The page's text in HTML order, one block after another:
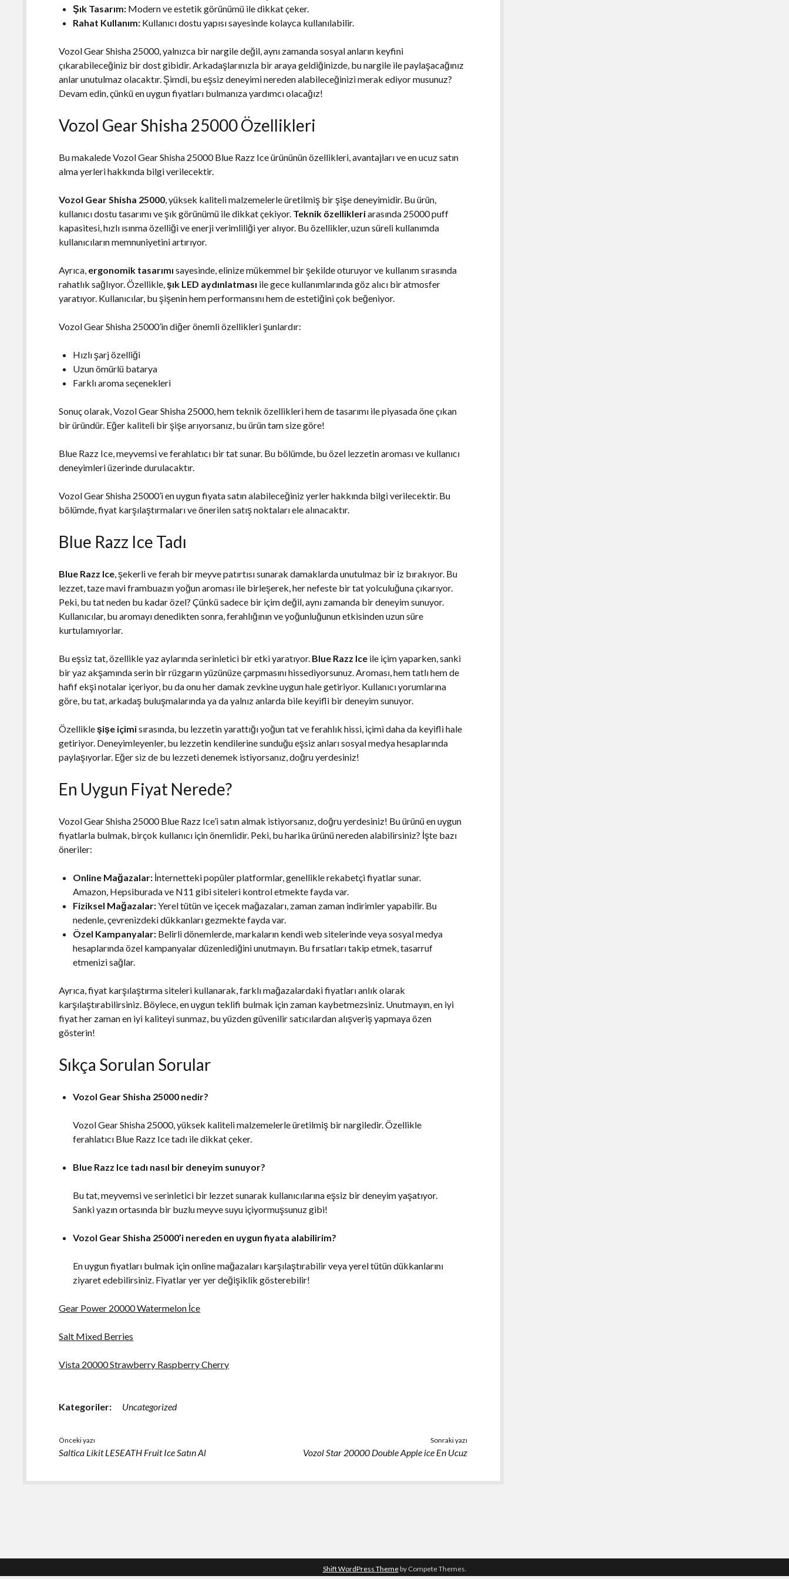
Şık Tasarım: Modern ve estetik görünümü ile dikkat çeker.
Rahat Kullanım: Kullanıcı dostu yapısı sayesinde kolayca kullanılabilir.
Vozol Gear Shisha 25000, yalnızca bir nargile değil, aynı zamanda sosyal anların keyfini
çıkarabileceğiniz bir dost gibidir. Arkadaşlarınızla bir araya geldiğinizde, bu nargile ile paylaşacağınız
anlar unutulmaz olacaktır. Şimdi, bu eşsiz deneyimi nereden alabileceğinizi merak ediyor musunuz?
Devam edin, çünkü en uygun fiyatları bulmanıza yardımcı olacağız!
Vozol Gear Shisha 25000 Özellikleri
Bu makalede Vozol Gear Shisha 25000 Blue Razz Ice ürününün özellikleri, avantajları ve en ucuz satın
alma yerleri hakkında bilgi verilecektir.
Vozol Gear Shisha 25000, yüksek kaliteli malzemelerle üretilmiş bir şişe deneyimidir. Bu ürün,
kullanıcı dostu tasarımı ve şık görünümü ile dikkat çekiyor. Teknik özellikleriarasında 25000 puff
kapasitesi, hızlı ısınma özelliği ve enerji verimliliği yer alıyor. Bu özellikler, uzun süreli kullanımda
kullanıcıların memnuniyetini artırıyor.
Ayrıca, ergonomik tasarımı sayesinde, elinize mükemmel bir şekilde oturuyor ve kullanım sırasında
rahatlık sağlıyor. Özellikle,şık LED aydınlatması ile gece kullanımlarında göz alıcı bir atmosfer
yaratıyor. Kullanıcılar, bu şişenin hem performansını hem de estetiğini çok beğeniyor.
Vozol Gear Shisha 25000’in diğer önemli özellikleri şunlardır:
Hızlı şarj özelliği
Uzun ömürlü batarya
Farklı aroma seçenekleri
Sonuç olarak, Vozol Gear Shisha 25000, hem teknik özellikleri hem de tasarımı ile piyasada öne çıkan
bir üründür. Eğer kaliteli bir şişe arıyorsanız, bu ürün tam size göre!
Blue Razz Ice, meyvemsi ve ferahlatıcı bir tat sunar. Bu bölümde, bu özel lezzetin aroması ve kullanıcı
deneyimleri üzerinde durulacaktır.
Vozol Gear Shisha 25000’i en uygun fiyata satın alabileceğiniz yerler hakkında bilgi verilecektir. Bu
bölümde, fiyat karşılaştırmaları ve önerilen satış noktaları ele alınacaktır.
Blue Razz Ice Tadı
Blue Razz Ice, şekerli ve ferah bir meyve patırtısı sunarak damaklarda unutulmaz bir iz bırakıyor. Bu
lezzet, taze mavi frambuazın yoğun aroması ile birleşerek, her nefeste bir tat yolculuğuna çıkarıyor.
Peki, bu tat neden bu kadar özel? Çünkü sadece bir içim değil, aynı zamanda bir deneyim sunuyor.
Kullanıcılar, bu aromayı denedikten sonra, ferahlığının ve yoğunluğunun etkisinden uzun süre
kurtulamıyorlar.
Bu eşsiz tat, özellikle yaz aylarında serinletici bir etki yaratıyor. Blue Razz Ice ile içim yaparken, sanki
bir yaz akşamında serin bir rüzgarın yüzünüze çarpmasını hissediyorsunuz. Aroması, hem tatlı hem de
hafif ekşi notalar içeriyor, bu da onu her damak zevkine uygun hale getiriyor. Kullanıcı yorumlarına
göre, bu tat, arkadaş buluşmalarında ya da yalnız anlarda bile keyifli bir deneyim sunuyor.
Özellikleşişe içimisırasında, bu lezzetin yarattığı yoğun tat ve ferahlık hissi, içimi daha da keyifli hale
getiriyor. Deneyimleyenler, bu lezzetin kendilerine sunduğu eşsiz anları sosyal medya hesaplarında
paylaşıyorlar. Eğer siz de bu lezzeti denemek istiyorsanız, doğru yerdesiniz!
En Uygun Fiyat Nerede?
Vozol Gear Shisha 25000 Blue Razz Ice’i satın almak istiyorsanız, doğru yerdesiniz! Bu ürünü en uygun
fiyatlarla bulmak, birçok kullanıcı için önemlidir. Peki, bu harika ürünü nereden alabilirsiniz? İşte bazı
öneriler:
Online Mağazalar: İnternetteki popüler platformlar, genellikle rekabetçi fiyatlar sunar.
Amazon, Hepsiburada ve N11 gibi siteleri kontrol etmekte fayda var.
Fiziksel Mağazalar:Yerel tütün ve içecek mağazaları, zaman zaman indirimler yapabilir. Bu
nedenle, çevrenizdeki dükkanları gezmekte fayda var.
Özel Kampanyalar: Belirli dönemlerde, markaların kendi web sitelerinde veya sosyal medya
hesaplarında özel kampanyalar düzenlediğini unutmayın. Bu fırsatları takip etmek, tasarruf
etmenizi sağlar.
Ayrıca, fiyat karşılaştırma siteleri kullanarak, farklı mağazalardaki fiyatları anlık olarak
karşılaştırabilirsiniz. Böylece, en uygun teklifi bulmak için zaman kaybetmezsiniz. Unutmayın, en iyi
fiyat her zaman en iyi kaliteyi sunmaz, bu yüzden güvenilir satıcılardan alışveriş yapmaya özen
gösterin!
Sıkça Sorulan Sorular
Vozol Gear Shisha 25000 nedir?
Vozol Gear Shisha 25000, yüksek kaliteli malzemelerle üretilmiş bir nargiledir. Özellikle
ferahlatıcı Blue Razz Ice tadı ile dikkat çeker.
Blue Razz Ice tadı nasıl bir deneyim sunuyor?
Bu tat, meyvemsi ve serinletici bir lezzet sunarak kullanıcılarına eşsiz bir deneyim yaşatıyor.
Sanki yazın ortasında bir buzlu meyve suyu içiyormuşsunuz gibi!
Vozol Gear Shisha 25000’i nereden en uygun fiyata alabilirim?
En uygun fiyatları bulmak için online mağazaları karşılaştırabilir veya yerel tütün dükkanlarını
ziyaret edebilirsiniz. Fiyatlar yer yer değişiklik gösterebilir!
Gear Power 20000 Watermelon İce
Salt Mixed Berries
Vista 20000 Strawberry Raspberry Cherry
Kategoriler: Uncategorized
Önceki yazı
Saltica Likit LESEATH Fruit Ice Satın Al
Sonraki yazı
Vozol Star 20000 Double Apple ice En Ucuz
Shift WordPress Themeby Compete Themes.